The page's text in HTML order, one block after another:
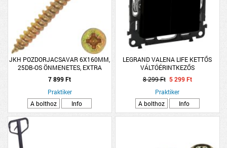
JKH POZDORJACSAVAR 6X160MM,
25DB-OS ÖNMENETES, EXTRA
7 899 Ft
Praktiker
A bolthoz
Info
LEGRAND VALENA LIFE KETTŐS
VÁLTÓÉRINTKEZŐS
NYOMÓKAPCSOLÓ, MECHANIZMUS
BURKOLATTAL, FEKETE
8 299 Ft 5 299 Ft
Praktiker
A bolthoz
Info